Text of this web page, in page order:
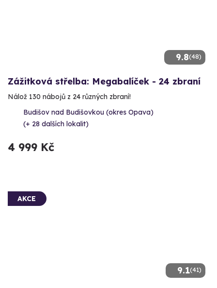
9.8(48)
Zážitková střelba: Megabalíček - 24 zbraní
Nálož 130 nábojů z 24 různých zbraní!
Budišov nad Budišovkou (okres Opava)
(+ 28 dalších lokalit)
4 999 Kč
9.1(41)
AKCE